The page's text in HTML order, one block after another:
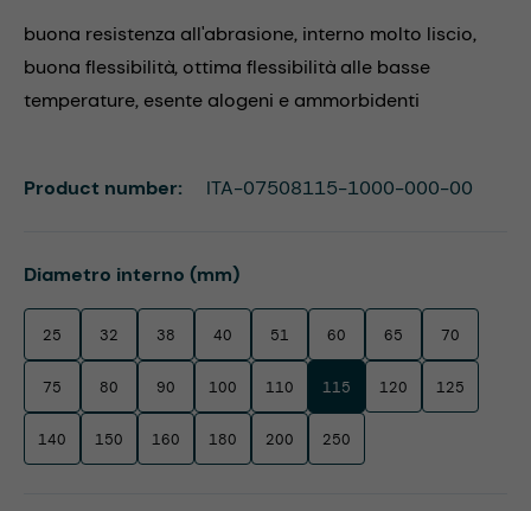
buona resistenza all'abrasione, interno molto liscio,
buona flessibilità, ottima flessibilità alle basse
temperature, esente alogeni e ammorbidenti
Select
Diametro interno (mm)
25 32 38 40 51 60 65 70
75 80 90 100 110 115 120 125
140 150 160 180 200 250
Product number: ITA-07508115-1000-000-00